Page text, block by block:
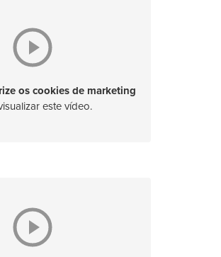
os cookies de marketing
este vídeo.